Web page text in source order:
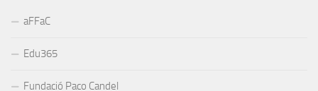
aFFaC
Edu365
Fundació Paco Candel